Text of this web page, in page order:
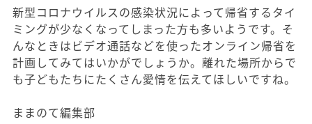
新型コロナウイルスの感染状況によって帰省するタイ
ミングが少なくなってしまった方も多いようです。そ
んなときはビデオ通話などを使ったオンライン帰省を
計画してみてはいかがでしょうか。離れた場所からで
も子どもたちにたくさん愛情を伝えてほしいですね。
ままのて編集部